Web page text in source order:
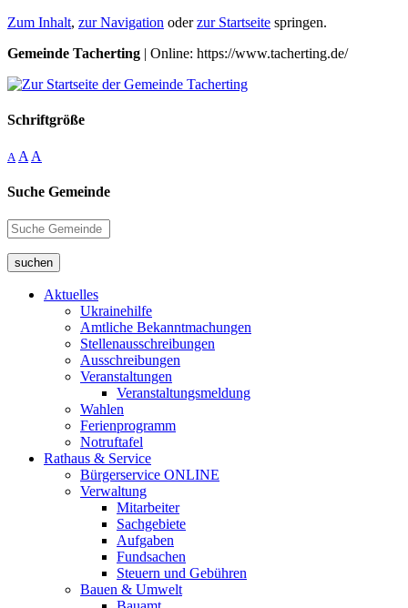
Zum Inhalt, zur Navigation oderzur Startseite springen.
Gemeinde Tacherting | Online: https://www.tacherting.de/
Schriftgröße
A A A
Suche Gemeinde
suchen
Aktuelles
Ukrainehilfe
Amtliche Bekanntmachungen
Stellenausschreibungen
Ausschreibungen
Veranstaltungen
Veranstaltungsmeldung
Wahlen
Ferienprogramm
Notruftafel
Rathaus & Service
Bürgerservice ONLINE
Verwaltung
Mitarbeiter
Sachgebiete
Aufgaben
Fundsachen
Steuern und Gebühren
Bauen & Umwelt